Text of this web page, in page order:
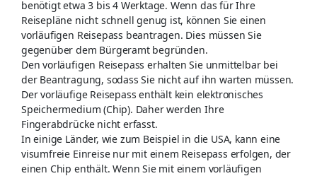
benötigt etwa 3 bis 4 Werktage. Wenn das für Ihre
Reisepläne nicht schnell genug ist, können Sie einen
vorläufigen Reisepass beantragen. Dies müssen Sie
gegenüber dem Bürgeramt begründen.
Den vorläufigen Reisepass erhalten Sie unmittelbar bei
der Beantragung, sodass Sie nicht auf ihn warten müssen.
Der vorläufige Reisepass enthält kein elektronisches
Speichermedium (Chip). Daher werden Ihre
Fingerabdrücke nicht erfasst.
In einige Länder, wie zum Beispiel in die USA, kann eine
visumfreie Einreise nur mit einem Reisepass erfolgen, der
einen Chip enthält. Wenn Sie mit einem vorläufigen